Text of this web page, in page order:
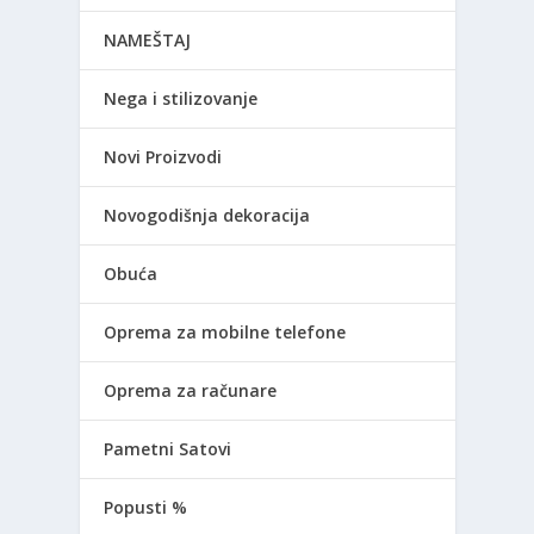
NAMEŠTAJ
Nega i stilizovanje
Novi Proizvodi
Novogodišnja dekoracija
Obuća
Oprema za mobilne telefone
Oprema za računare
Pametni Satovi
Popusti %